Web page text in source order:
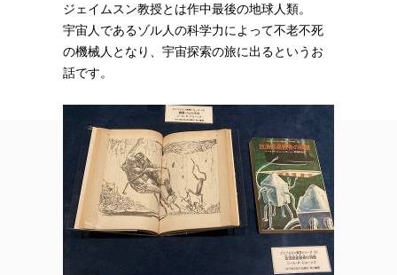
ジェイムスン教授とは作中最後の地球人類。
宇宙人であるゾル人の科学力によって不老不死
の機械人となり、宇宙探索の旅に出るというお
話です。